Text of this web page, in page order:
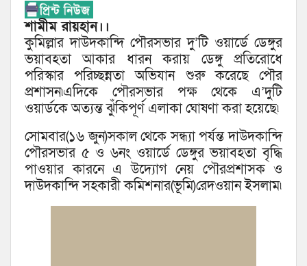
শামীম রায়হান।।
কুমিল্লার দাউদকান্দি পৌরসভার দু’টি ওয়ার্ডে ডেঙ্গুর
ভয়াবহতা আকার ধারন করায় ডেঙ্গু প্রতিরোধে
পরিস্কার পরিচ্ছন্নতা অভিযান শুরু করেছে পৌর
প্রশাসন৷এদিকে পৌরসভার পক্ষ থেকে এ’দুটি
ওয়ার্ডকে অত্যন্ত ঝু্ঁকিপূর্ণ এলাকা ঘোষণা করা হয়েছে৷
সোমবার(১৬ জুন)সকাল থেকে সন্ধ্যা পর্যন্ত দাউদকান্দি
পৌরসভার ৫ ও ৬নং ওয়ার্ডে ডেঙ্গুর ভয়াবহতা বৃদ্ধি
পাওয়ার কারনে এ উদ্যোগ নেয় পৌরপ্রশাসক ও
দাউদকান্দি সহকারী কমিশনার(ভূমি)রেদওয়ান ইসলাম৷